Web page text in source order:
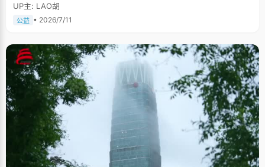
UP主: LAO胡
公益 • 2026/7/11